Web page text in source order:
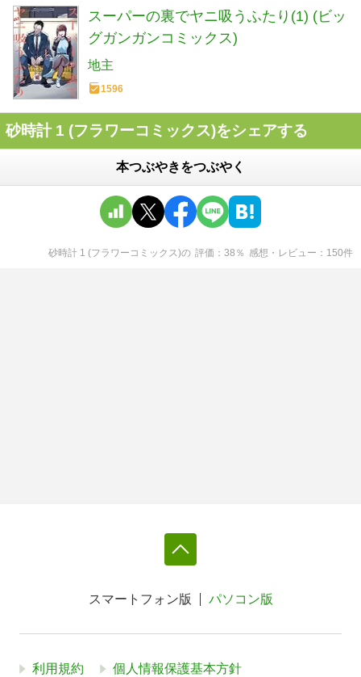
スーパーの裏でヤニ吸うふたり(1) (ビッ
グガンガンコミックス)
地主
1596
砂時計 1 (フラワーコミックス)をシェアする
本つぶやきをつぶやく
砂時計 1 (フラワーコミックス)の 評価 38 ％ 感想・レビュー 150件
スマートフォン版 パソコン版
利用規約 個人情報保護基本方針